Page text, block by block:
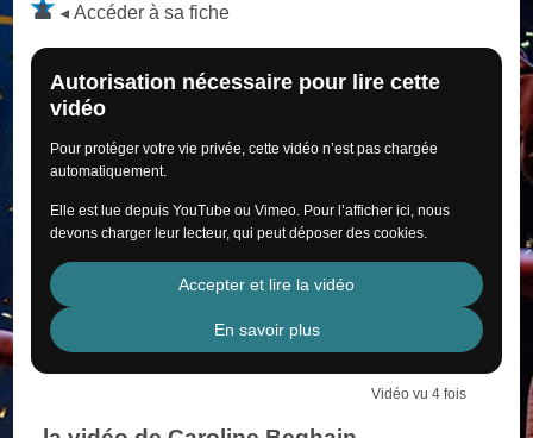
Accéder à sa fiche
Autorisation nécessaire pour lire cette
vidéo
Pour protéger votre vie privée, cette vidéo n’est pas chargée
automatiquement.
Elle est lue depuis YouTube ou Vimeo. Pour l’afficher ici, nous
devons charger leur lecteur, qui peut déposer des cookies.
Accepter et lire la vidéo
En savoir plus
Vidéo vu 4 fois